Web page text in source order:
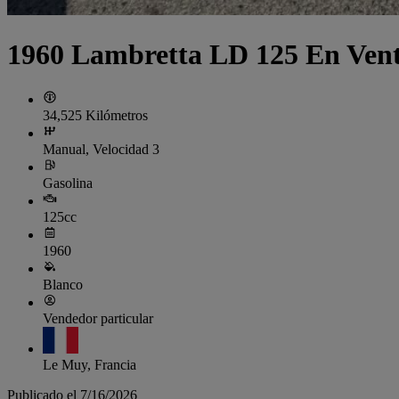
1960 Lambretta LD 125 En
34,525 Kilómetros
Manual, Velocidad 3
Gasolina
125cc
1960
Blanco
Vendedor particular
Le Muy, Francia
Publicado el 7/16/2026